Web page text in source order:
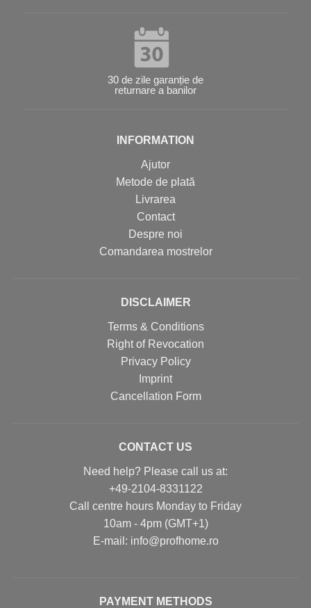
30 de zile garanție de
returnare a banilor
INFORMATION
Ajutor
Metode de plată
Livrarea
Contact
Despre noi
Comandarea mostrelor
DISCLAIMER
Terms & Conditions
Right of Revocation
Privacy Policy
Imprint
Cancellation Form
CONTACT US
Need help? Please call us at:
+49-2104-8331122
Call centre hours Monday to Friday
10am - 4pm (GMT+1)
Е-mail: info@profhome.ro
PAYMENT METHODS